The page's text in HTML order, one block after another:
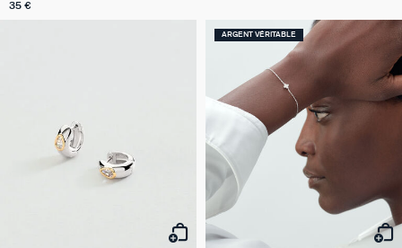
35 €
ARGENT VÉRITABLE